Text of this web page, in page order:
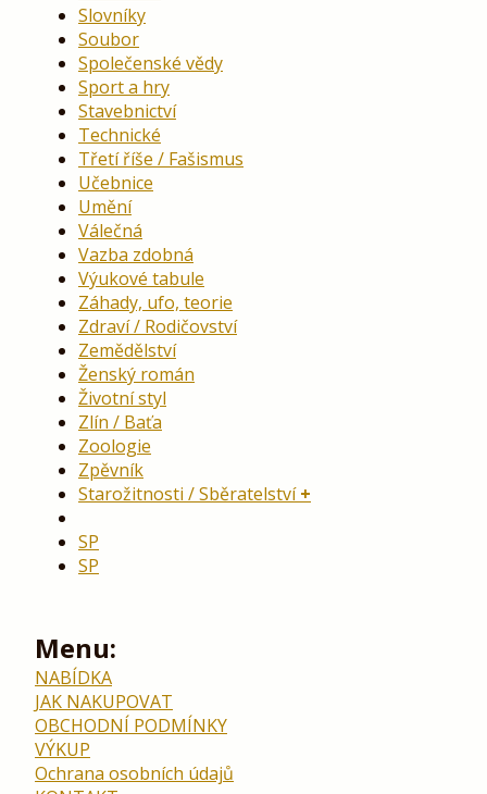
Slovníky
Soubor
Společenské vědy
Sport a hry
Stavebnictví
Technické
Třetí říše / Fašismus
Učebnice
Umění
Válečná
Vazba zdobná
Výukové tabule
Záhady, ufo, teorie
Zdraví / Rodičovství
Zemědělství
Ženský román
Životní styl
Zlín / Baťa
Zoologie
Zpěvník
Starožitnosti / Sběratelství
SP
SP
Menu:
NABÍDKA
JAK NAKUPOVAT
OBCHODNÍ PODMÍNKY
VÝKUP
Ochrana osobních údajů